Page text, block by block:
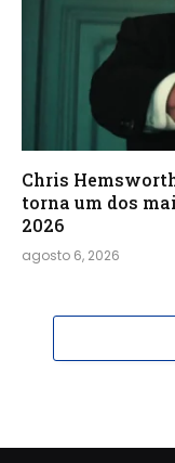
Chris Hemsworth
torna um dos
2026
agosto 6, 2026